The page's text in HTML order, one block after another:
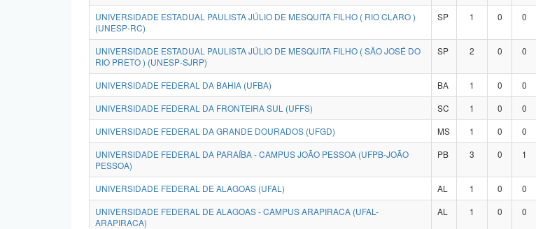
UNIVERSIDADE ESTADUAL PAULISTA JÚLIO DE MESQUITA FILHO ( RIO CLARO )
(UNESP-RC)
SP 1 0 0
UNIVERSIDADE ESTADUAL PAULISTA JÚLIO DE MESQUITA FILHO ( SÃO JOSÉ DO
RIO PRETO ) (UNESP-SJRP)
SP 2 0 0
UNIVERSIDADE FEDERAL DA BAHIA (UFBA) BA 1 0 0
UNIVERSIDADE FEDERAL DA FRONTEIRA SUL (UFFS)
SC 1 0 0
UNIVERSIDADE FEDERAL DA GRANDE DOURADOS (UFGD)
MS 1 0 0
UNIVERSIDADE FEDERAL DA PARAÍBA - CAMPUS JOÃO PESSOA (UFPB-JOÃO
PESSOA)
PB 3 0 1
UNIVERSIDADE FEDERAL DE ALAGOAS (UFAL) AL 1 0 0
UNIVERSIDADE FEDERAL DE ALAGOAS - CAMPUS ARAPIRACA (UFAL-
ARAPIRACA)
AL 1 0 0